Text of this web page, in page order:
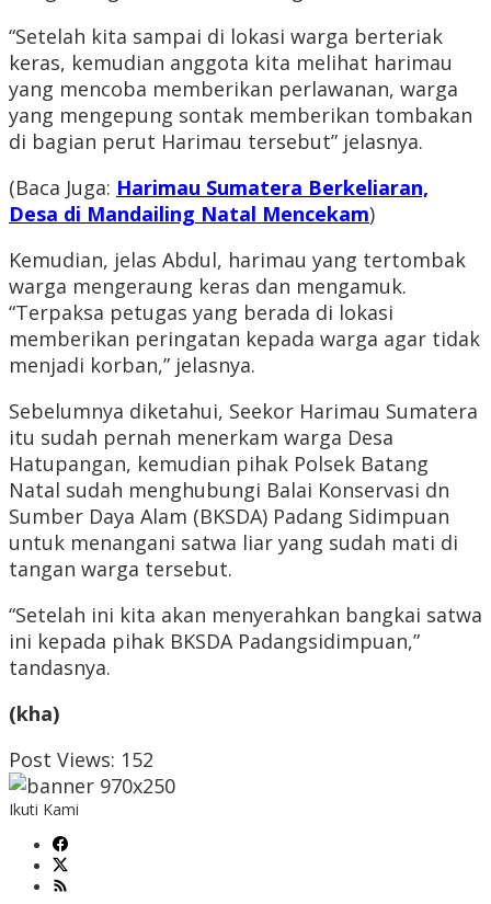
“Setelah kita sampai di lokasi warga berteriak
keras, kemudian anggota kita melihat harimau
yang mencoba memberikan perlawanan, warga
yang mengepung sontak memberikan tombakan
di bagian perut Harimau tersebut” jelasnya.
(Baca Juga: Harimau Sumatera Berkeliaran,
Desa di Mandailing Natal Mencekam)
Kemudian, jelas Abdul, harimau yang tertombak
warga mengeraung keras dan mengamuk.
“Terpaksa petugas yang berada di lokasi
memberikan peringatan kepada warga agar tidak
menjadi korban,” jelasnya.
Sebelumnya diketahui, Seekor Harimau Sumatera
itu sudah pernah menerkam warga Desa
Hatupangan, kemudian pihak Polsek Batang
Natal sudah menghubungi Balai Konservasi dn
Sumber Daya Alam (BKSDA) Padang Sidimpuan
untuk menangani satwa liar yang sudah mati di
tangan warga tersebut.
“Setelah ini kita akan menyerahkan bangkai satwa
ini kepada pihak BKSDA Padangsidimpuan,”
tandasnya.
(kha)
Post Views: 152
Ikuti Kami